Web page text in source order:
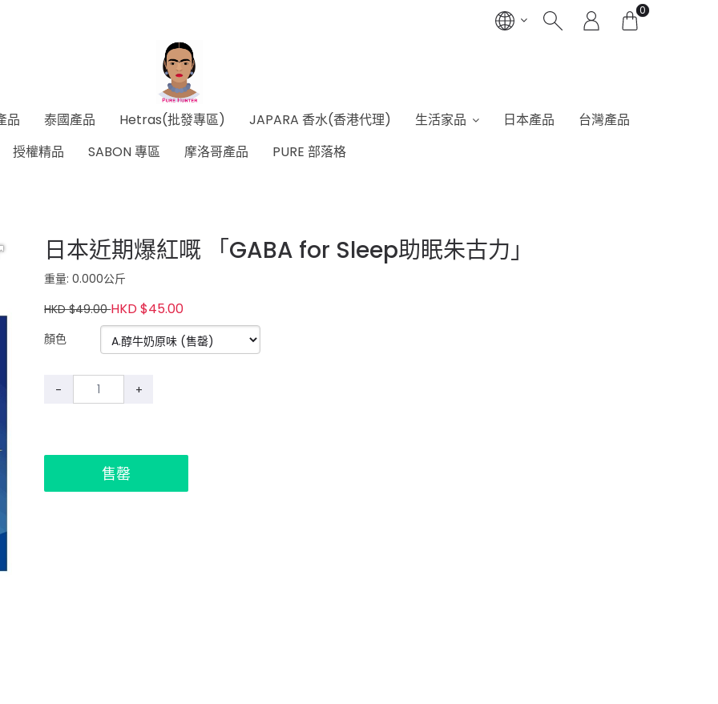
0
品 泰國產品 Hetras(批發專區) JAPARA 香水(香港代理) 生活家品 日本產品
台灣產品
授權精品
SABON 專區 摩洛哥產品 PURE 部落格
日本近期爆紅嘅 「GABA for Sleep助眠朱古力」
重量: 0.000公斤
HKD $49.00HKD $45.00
顏色
- +
售罄